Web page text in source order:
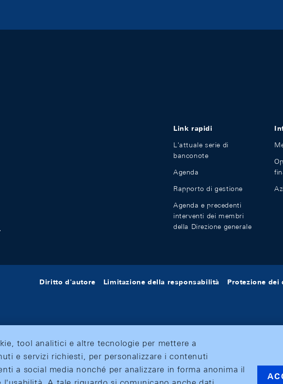
Link rapidi
L'attuale serie di
banconote
Agenda
Rapporto di gestione
Agenda e precedenti
interventi dei membri
della Direzione generale
Diritto d'autore Limitazione della responsabilità Protezione dei
tool analitici e altre tecnologie per mettere a
e servizi richiesti, per personalizzare i contenuti
a social media nonché per analizzare in forma anonima il